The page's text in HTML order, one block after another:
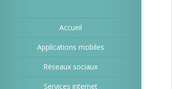
Accueil
Applications mobiles
Réseaux sociaux
Services internet